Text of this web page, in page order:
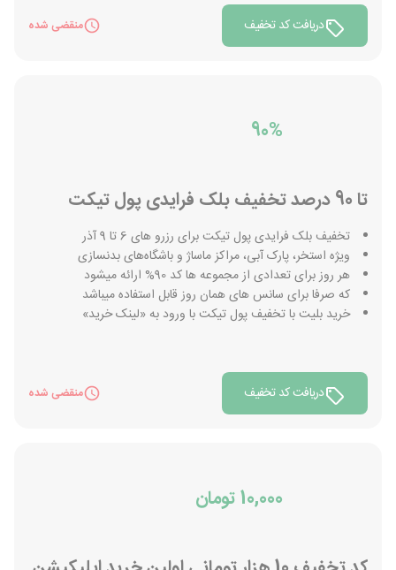
دریافت کد تخفیف منقضی شده
90%
تا 90 درصد تخفیف بلک فرایدی پول تیکت
تخفیف بلک فرایدی پول تیکت برای رزرو های 6 تا 9 آذر
ویژه استخر، پارک آبی، مراکز ماساژ و باشگاه‌های ‌بدنسازی
هر روز برای تعدادی از مجموعه ها کد 90% ارائه میشود
که صرفا برای سانس های همان روز قابل استفاده میباشد
خرید بلیت با تخفیف پول تیکت با ورود به «لینک خرید»
دریافت کد تخفیف منقضی شده
10,000 تومان